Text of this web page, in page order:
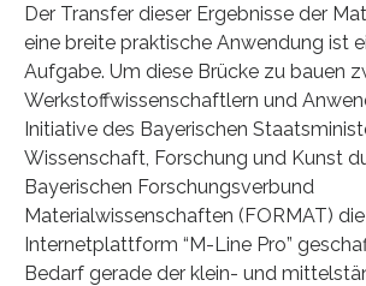
Der Transfer dieser Ergebnisse der
eine breite praktische Anwendung ist
Aufgabe. Um diese Brücke zu bauen
Werkstoffwissenschaftlern und
Initiative des Bayerischen
Wissenschaft, Forschung und Kunst
Bayerischen Forschungsverbund
Materialwissenschaften (FORMAT) die
Internetplattform “M-Line Pro”
Bedarf gerade der klein- und